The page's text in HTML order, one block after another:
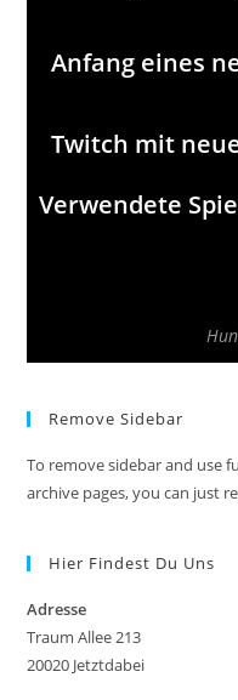
Anfang eines
Twitch mit
Verwendete
Remove Sidebar
To remove sidebar and use
archive pages, you can just
Hier Findest Du Uns
Adresse
Traum Allee 213
20020 Jetztdabei